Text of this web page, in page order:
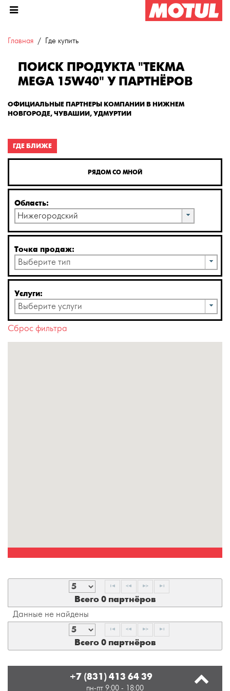
Главная Где купить
ПОИСК ПРОДУКТА "TEKMA
MEGA 15W40" У ПАРТНЁРОВ
ОФИЦИАЛЬНЫЕ ПАРТНЕРЫ КОМПАНИИ В НИЖНЕМ
НОВГОРОДЕ, ЧУВАШИИ, УДМУРТИИ
ГДЕ БЛИЖЕ
РЯДОМ СО МНОЙ
Область:
Нижегородский
Точка продаж:
Выберите тип
Услуги:
Выберите услуги
Сброс фильтра
Всего 0 партнёров
Данные не найдены
Всего 0 партнёров
+7 (831) 413 64 39
пн-пт 9:00 - 18:00